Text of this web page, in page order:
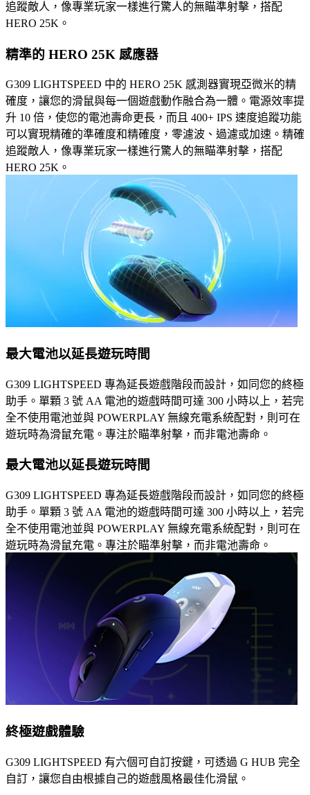
追蹤敵人，像專業玩家一樣進行驚人的無瞄準射擊，搭配
HERO 25K。
精準的 HERO 25K 感應器
G309 LIGHTSPEED 中的 HERO 25K 感測器實現亞微米的精
確度，讓您的滑鼠與每一個遊戲動作融合為一體。電源效率提
升 10 倍，使您的電池壽命更長，而且 400+ IPS 速度追蹤功能
可以實現精確的準確度和精確度，零濾波、過濾或加速。精確
追蹤敵人，像專業玩家一樣進行驚人的無瞄準射擊，搭配
HERO 25K。
最大電池以延長遊玩時間
G309 LIGHTSPEED 專為延長遊戲階段而設計，如同您的終極
助手。單顆 3 號 AA 電池的遊戲時間可達 300 小時以上，若完
全不使用電池並與 POWERPLAY 無線充電系統配對，則可在
遊玩時為滑鼠充電。專注於瞄準射擊，而非電池壽命。
最大電池以延長遊玩時間
G309 LIGHTSPEED 專為延長遊戲階段而設計，如同您的終極
助手。單顆 3 號 AA 電池的遊戲時間可達 300 小時以上，若完
全不使用電池並與 POWERPLAY 無線充電系統配對，則可在
遊玩時為滑鼠充電。專注於瞄準射擊，而非電池壽命。
終極遊戲體驗
G309 LIGHTSPEED 有六個可自訂按鍵，可透過 G HUB 完全
自訂，讓您自由根據自己的遊戲風格最佳化滑鼠。